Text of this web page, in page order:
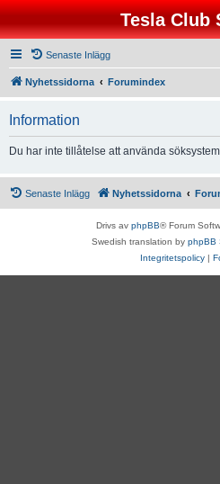
Tesla Club
Senaste Inlägg
Nyhetssidorna Forumindex
Information
Du har inte tillåtelse att använda
Senaste Inlägg Nyhetssidorna
Drivs av phpBB® Forum
Swedish translation by phpBB
Integritetspolicy |